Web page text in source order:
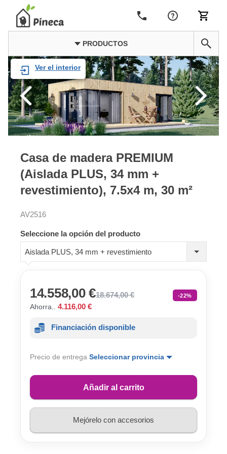
PRODUCTOS
Ver el interior
Casa de madera PREMIUM
(Aislada PLUS, 34 mm +
revestimiento), 7.5x4 m, 30 m²
AV2516
Seleccione la opción del producto
Aislada PLUS, 34 mm + revestimiento
14.558,00 €18.674,00 € -22%
Ahorra.. 4.116,00 €
Financiación disponible
Precio de entrega Seleccionar provincia
Añadir al carrito
Mejórelo con accesorios